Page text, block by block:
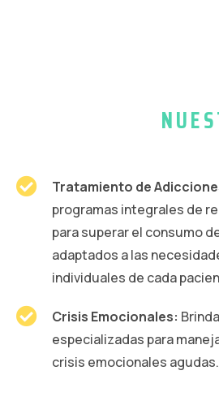
Tratamiento de
programas integrales de
para superar el consumo
adaptados a las
individuales de cada
Crisis Emocionales:
especializadas para
crisis emocionales agudas.